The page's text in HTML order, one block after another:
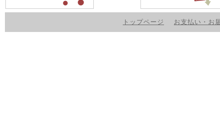
トップページ お支払い・お